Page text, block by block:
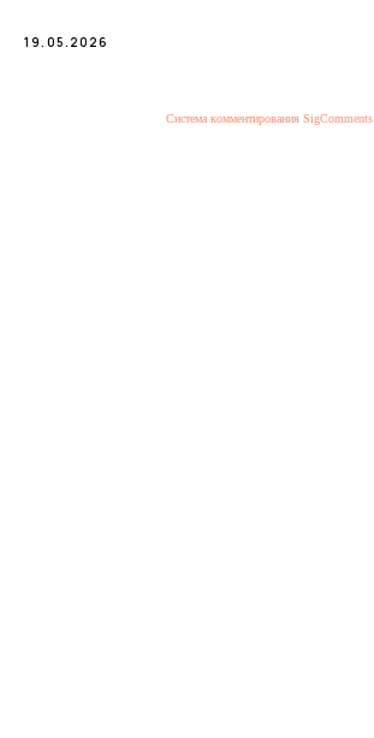
19.05.2026
Система комментирования SigComments